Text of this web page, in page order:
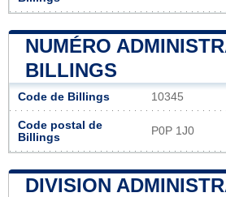
NUMÉRO
BILLINGS
Code de Billings 10345
Code postal de
Billings
P0P 1J0
DIVISION